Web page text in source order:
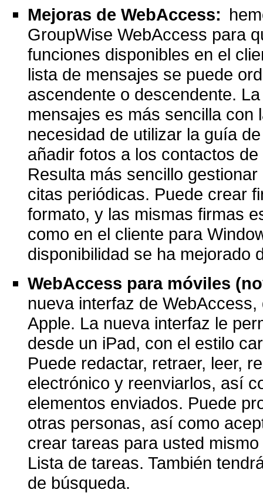
Mejoras de WebAccess:
GroupWise WebAccess para
funciones disponibles en el
lista de mensajes se puede
ascendente o descendente.
mensajes es más sencilla
necesidad de utilizar la guía
añadir fotos a los contactos
Resulta más sencillo
citas periódicas. Puede crear
formato, y las mismas firmas
como en el cliente para
disponibilidad se ha mejorado
WebAccess para móviles
nueva interfaz de
Apple. La nueva interfaz le
desde un iPad, con el estilo
Puede redactar, retraer, leer,
electrónico y reenviarlos, así
elementos enviados. Puede
otras personas, así como
crear tareas para usted
Lista de tareas. También
de búsqueda.